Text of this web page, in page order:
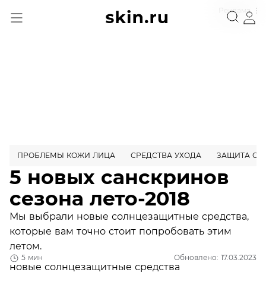
Реклама
5 мин Обновлено: 17.03.2023
ПРОБЛЕМЫ КОЖИ ЛИЦА СРЕДСТВА УХОДА ЗАЩИТА ОТ
5 новых санскринов
сезона лето-2018
Мы выбрали новые солнцезащитные средства,
которые вам точно стоит попробовать этим
летом.